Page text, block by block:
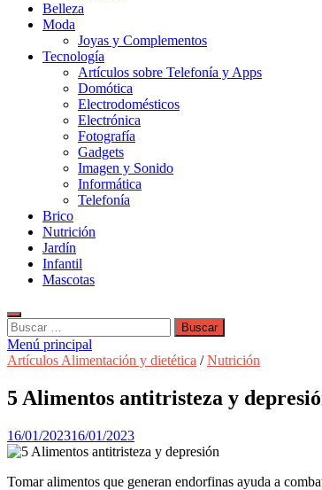
Belleza
Moda
Joyas y Complementos
Tecnología
Artículos sobre Telefonía y Apps
Domótica
Electrodomésticos
Electrónica
Fotografía
Gadgets
Imagen y Sonido
Informática
Telefonía
Brico
Nutrición
Jardín
Infantil
Mascotas
Buscar:
Menú principal
Artículos Alimentación y dietética /Nutrición
5 Alimentos antitristeza y
16/01/202316/01/2023
Tomar alimentos que generan endorfinas ayuda a